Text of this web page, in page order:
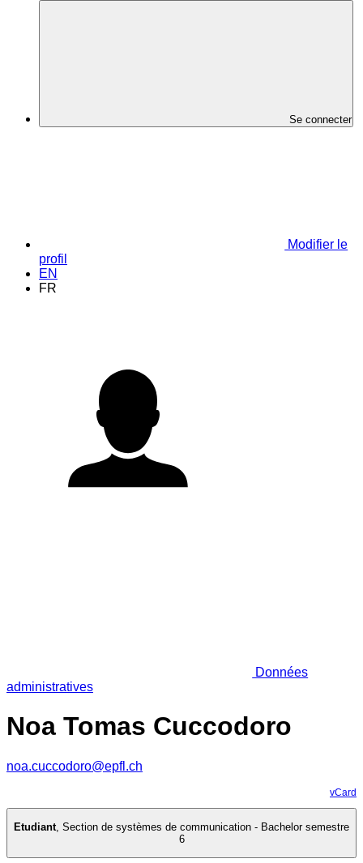
Se connecter
Modifier le
profil
EN
FR
Données
administratives
Noa Tomas Cuccodoro
noa.cuccodoro@epfl.ch
vCard
Etudiant, Section de systèmes de communication - Bachelor semestre
6